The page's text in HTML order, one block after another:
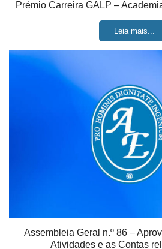
Prémio Carreira GALP –
Leia mais...
Assembleia Geral n.º 86 –
Atividades e as Contas